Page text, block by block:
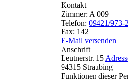
Kontakt
Zimmer: A.009
Telefon: 09421/973-
Fax: 142
E-Mail versenden
Anschrift
Leutnerstr. 15
94315 Straubing
Funktionen dieser